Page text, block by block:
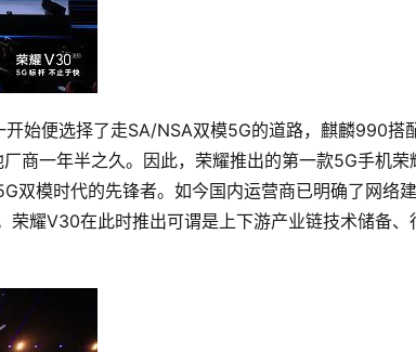
始便选择了走SA/NSA双模5G的道路，麒麟990搭
商一年半之久。因此，荣耀推出的第一款5G手机荣
双模时代的先锋者。如今国内运营商已明确了网络
耀V30在此时推出可谓是上下游产业链技术储备、